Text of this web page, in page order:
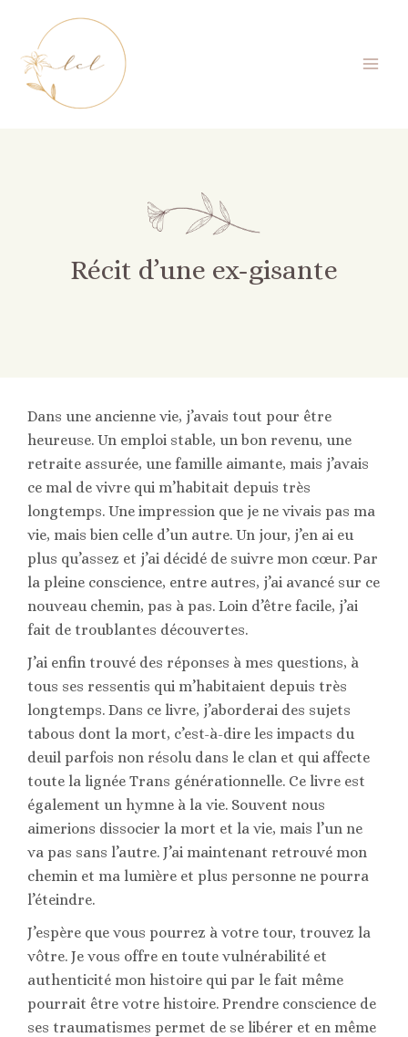
Récit d’une ex-gisante
Dans une ancienne vie, j’avais tout pour être
heureuse. Un emploi stable, un bon revenu, une
retraite assurée, une famille aimante, mais j’avais
ce mal de vivre qui m’habitait depuis très
longtemps. Une impression que je ne vivais pas ma
vie, mais bien celle d’un autre. Un jour, j’en ai eu
plus qu’assez et j’ai décidé de suivre mon cœur. Par
la pleine conscience, entre autres, j’ai avancé sur ce
nouveau chemin, pas à pas. Loin d’être facile, j’ai
fait de troublantes découvertes.
J’ai enfin trouvé des réponses à mes questions, à
tous ses ressentis qui m’habitaient depuis très
longtemps. Dans ce livre, j’aborderai des sujets
tabous dont la mort, c’est-à-dire les impacts du
deuil parfois non résolu dans le clan et qui affecte
toute la lignée Trans générationnelle. Ce livre est
également un hymne à la vie. Souvent nous
aimerions dissocier la mort et la vie, mais l’un ne
va pas sans l’autre. J’ai maintenant retrouvé mon
chemin et ma lumière et plus personne ne pourra
l’éteindre.
J’espère que vous pourrez à votre tour, trouvez la
vôtre. Je vous offre en toute vulnérabilité et
authenticité mon histoire qui par le fait même
pourrait être votre histoire. Prendre conscience de
ses traumatismes permet de se libérer et en même